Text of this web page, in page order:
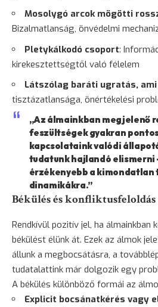
Mosolygó arcok mögötti
Bizalmatlanság, önvédelmi
Pletykálkodó csoport:
kirekesztettségtől való félelem
Látszólag baráti ugratás,
tisztázatlansága, önértékelési
„Az álmainkban megjelenő
feszültségek gyakran
kapcsolataink valódi
tudatunk hajlandó
érzékenyebb a kimondatlan
dinamikákra.”
Békülés és konfliktusfeloldás
Rendkívül pozitív jel, ha
békülést élünk át. Ezek az álmok
állunk a megbocsátásra, a
tudatalattink már dolgozik egy
A békülés különböző formái az
Explicit bocsánatkérés vagy